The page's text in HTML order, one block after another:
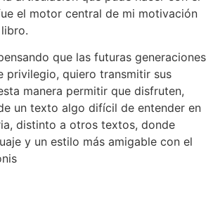
el motor central de mi motivación
que las futuras generaciones
privilegio, quiero transmitir sus
manera permitir que disfruten,
un texto algo difícil de entender en
distinto a otros textos, donde
y un estilo más amigable con el